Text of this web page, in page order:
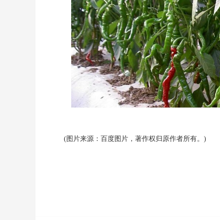
(图片来源：百度图片，著作权归原作者所有。)